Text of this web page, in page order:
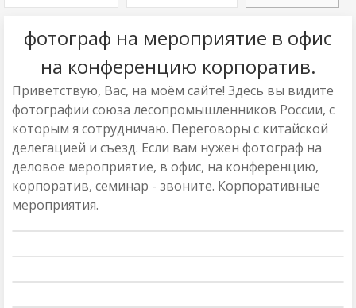
фотограф на мероприятие в офис
на конференцию корпоратив.
Приветствую, Вас, на моём сайте! Здесь вы видите
фотографии союза лесопромышленников России, с
которым я сотрудничаю. Переговоры с китайской
делегацией и съезд. Если вам нужен фотограф на
деловое мероприятие, в офис, на конференцию,
корпоратив, семинар - звоните. Корпоративные
мероприятия.